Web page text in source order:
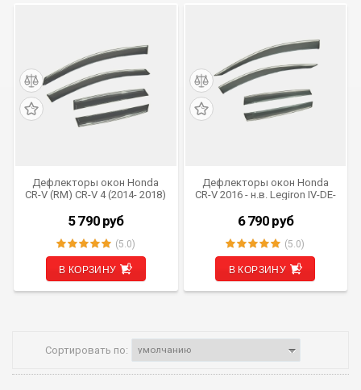
Дефлекторы окон Honda
CR-V (RM) CR-V 4 (2014- 2018)
CRV14 (комплект из 4 шт.)
хром (OEM)
5 790 руб
(5.0)
В КОРЗИНУ
Дефлекторы окон Honda
CR-V 2016 - н.в. Legiron IV-DE-
хром (OEM)
6 790 руб
(5.0)
В КОРЗИНУ
Сортировать по: